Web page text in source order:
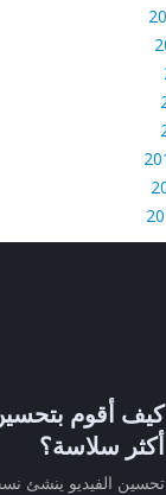
كيف أقوم بتحسين
أكثر سلاسة؟
تحسين الفيديو ينشئ